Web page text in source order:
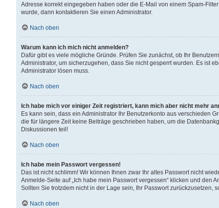
Adresse korrekt eingegeben haben oder die E-Mail von einem Spam-
wurde, dann kontaktieren Sie einen Administrator.
Nach oben
Warum kann ich mich nicht anmelden?
Dafür gibt es viele mögliche Gründe. Prüfen Sie zunächst, ob Ihr
Administrator, um sicherzugehen, dass Sie nicht gesperrt wurden. Es ist
Administrator lösen muss.
Nach oben
Ich habe mich vor einiger Zeit registriert, kann mich aber nicht mehr
Es kann sein, dass ein Administrator Ihr Benutzerkonto aus verschieden
die für längere Zeit keine Beiträge geschrieben haben, um die
Diskussionen teil!
Nach oben
Ich habe mein Passwort vergessen!
Das ist nicht schlimm! Wir können Ihnen zwar Ihr altes Passwort nicht
Anmelde-Seite auf „Ich habe mein Passwort vergessen“ klicken und
Sollten Sie trotzdem nicht in der Lage sein, Ihr Passwort zurückzusetzen,
Nach oben